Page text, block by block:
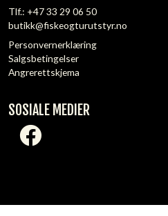
Tlf.: +47 33 29 06 50
butikk@fiskeogturutstyr.no
Personvernerklæring
Salgsbetingelser
Angrerettskjema
SOSIALE MEDIER